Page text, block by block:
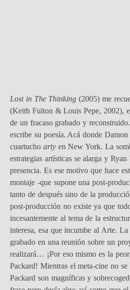
Lost in The Thinking (2005) me
(Keith Fulton & Louis Pepe, 2002),
de un fracaso grabado y
escribe su poesía. Acá donde Damon
cuartucho arty en New York. La
estrategias artísticas se alarga y Ryan
presencia. Es ese motivo que hace
montaje -que supone una post-
tanto de después sino de la
post-producción no existe ya que
incesantemente al tema de la
interesa, esa que incumbe al Arte.
grabado en una reunión sobre un
realizará… ¡Por eso mismo es la
Packard! Mientras el meta-cine no
Packard son magníficas y